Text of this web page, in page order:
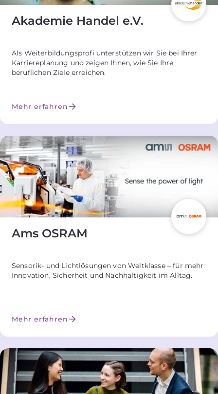
Akademie Handel e.V.
Als Weiterbildungsprofi unterstützen wir Sie bei Ihrer
Karriereplanung und zeigen Ihnen, wie Sie Ihre
beruflichen Ziele erreichen.
Mehr erfahren
Ams OSRAM
Sensorik- und Lichtlösungen von Weltklasse – für mehr
Innovation, Sicherheit und Nachhaltigkeit im Alltag.
Mehr erfahren